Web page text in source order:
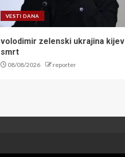
VESTI DANA
volodimir zelenski ukrajina kijev
smrt
08/08/2026 reporter